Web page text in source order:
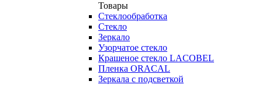
Товары
Стеклообработка
Стекло
Зеркало
Узорчатое стекло
Крашеное стекло LACOBEL
Пленка ORACAL
Зеркала с подсветкой